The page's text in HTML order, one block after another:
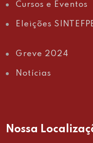
Cursos e Eventos
Eleições
Greve 2024
Notícias
Nossa